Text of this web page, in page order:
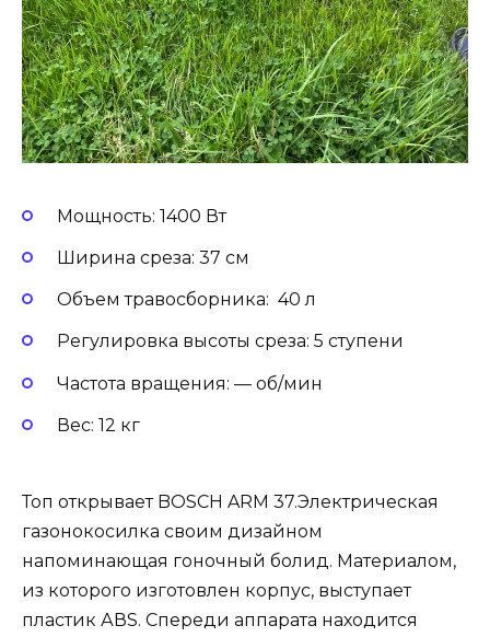
Мощность: 1400 Вт
Ширина среза: 37 см
Объем травосборника: 40 л
Регулировка высоты среза: 5 ступени
Частота вращения: — об/мин
Вес: 12 кг
Топ открывает BOSCH ARM 37.Электрическая
газонокосилка своим дизайном
напоминающая гоночный болид. Материалом,
из которого изготовлен корпус, выступает
пластик АВS. Спереди аппарата находится